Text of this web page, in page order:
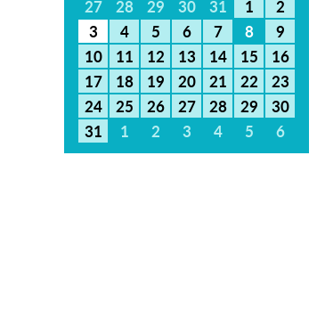
27 28 29 30 31 1
2
3
4 5 6 7 8
9
10
11 12 13 14 15
16
17
18 19 20 21 22
23
24
25 26 27 28 29
30
31
1 2 3 4 5 6